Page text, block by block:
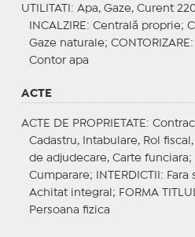
UTILITATI : Apa, Gaze, Curent
INCALZIRE : Centrală proprie;
Gaze naturale; CONTORIZARE
Contor apa
ACTE
ACTE DE PROPRIETATE :
Cadastru, Intabulare, Rol
de adjudecare, Carte funciara;
Cumparare;
INTERDICTII : Fara
Achitat integral; FORMA
Persoana fizica